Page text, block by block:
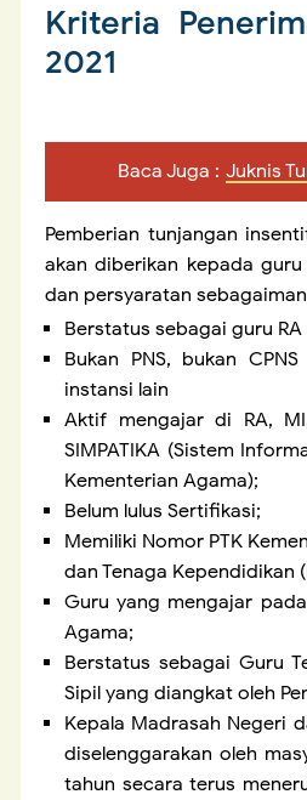
Kriteria
2021
Baca Juga : Juknis
Pemberian tunjangan
akan diberikan kepada
dan persyaratan
Berstatus sebagai guru
Bukan PNS, bukan
instansi lain
Aktif mengajar di RA,
SIMPATIKA (Sistem
Kementerian Agama);
Belum lulus Sertifikasi;
Memiliki Nomor PTK
dan Tenaga Kependidikan
Guru yang mengajar
Agama;
Berstatus sebagai Guru
Sipil yang diangkat oleh
Kepala Madrasah Negeri
diselenggarakan oleh
tahun secara terus